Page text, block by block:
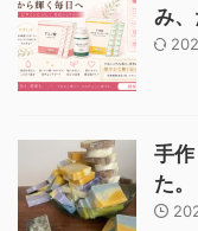
み
手
た。